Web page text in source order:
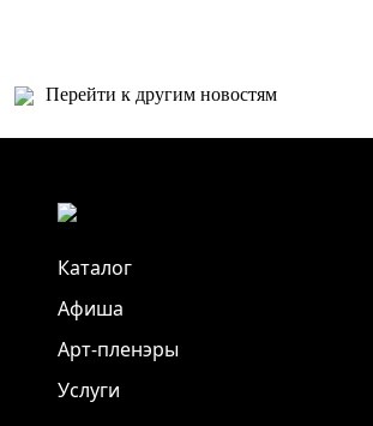
Перейти к другим новостям
Каталог
Афиша
Арт-пленэры
Услуги